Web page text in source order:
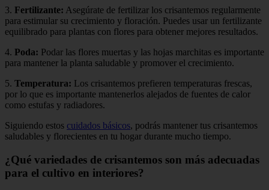
3. Fertilizante: Asegúrate de fertilizar los crisantemos regularmente
para estimular su crecimiento y floración. Puedes usar un fertilizante
equilibrado para plantas con flores para obtener mejores resultados.
4. Poda: Podar las flores muertas y las hojas marchitas es importante
para mantener la planta saludable y promover el crecimiento.
5. Temperatura: Los crisantemos prefieren temperaturas frescas,
por lo que es importante mantenerlos alejados de fuentes de calor
como estufas y radiadores.
Siguiendo estos cuidados básicos, podrás mantener tus crisantemos
saludables y florecientes en tu hogar durante mucho tiempo.
¿Qué variedades de crisantemos son más adecuadas
para el cultivo en interiores?